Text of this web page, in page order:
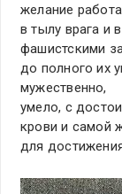
желание
в тылу врага и
фашистскими
до полного их
мужественно,
умело, с
крови и самой
для